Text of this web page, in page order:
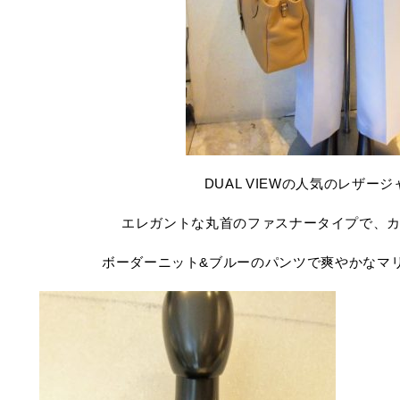
DUAL VIEWの人気のレザー
エレガントな丸首のファスナータイプで、
ボーダーニット&ブルーのパンツで爽やかなマ